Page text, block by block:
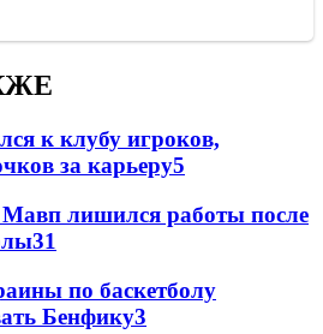
к клубу игроков,
за карьеру5
Мавп лишился работы после
31
по баскетболу
Бенфику3